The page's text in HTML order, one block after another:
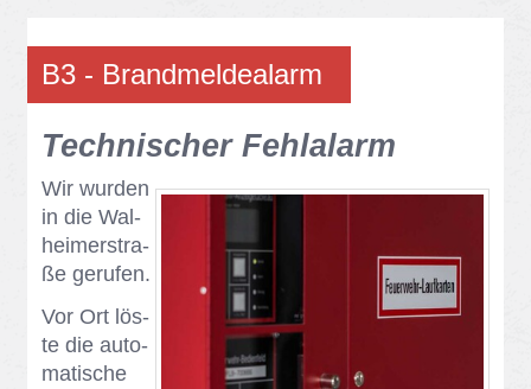
B3 - Brand­mel­de­alarm
Tech­ni­scher Fehl­alarm
Wir wur­den
in die Wal­
hei­mer­stra­
ße ge­ru­fen.
Vor Ort lös­
te die au­to­
ma­ti­sche